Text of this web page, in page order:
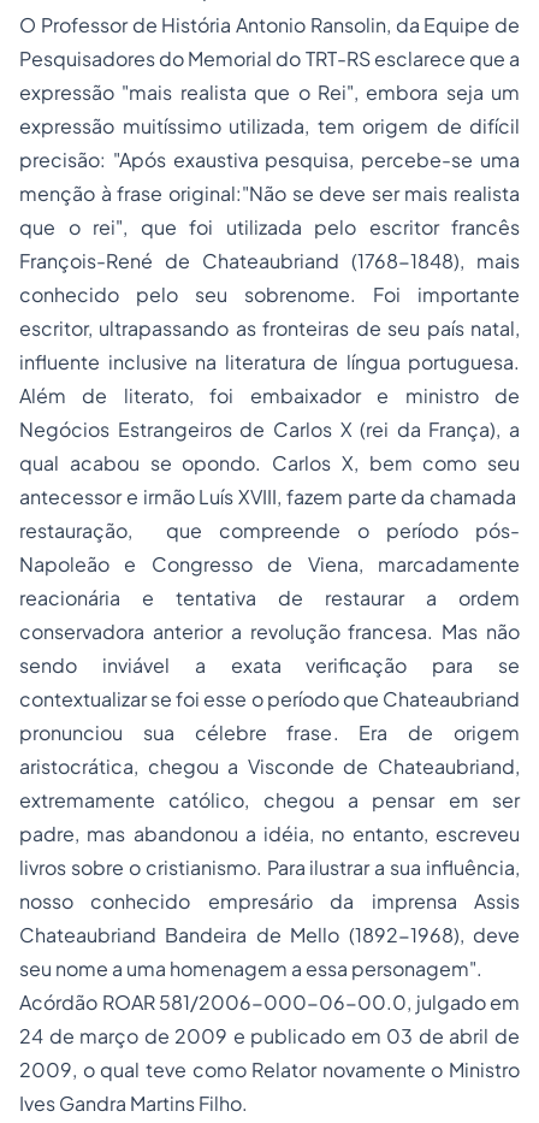
O Professor de História Antonio Ransolin, da Equipe de
Pesquisadores do Memorial do TRT-RS esclarece que a
expressão "mais realista que o Rei", embora seja um
expressão muitíssimo utilizada, tem origem de difícil
precisão: "Após exaustiva pesquisa, percebe-se uma
menção à frase original:"Não se deve ser mais realista
que o rei", que foi utilizada pelo escritor francês
François-René de Chateaubriand (1768-1848), mais
conhecido pelo seu sobrenome. Foi importante
escritor, ultrapassando as fronteiras de seu país natal,
influente inclusive na literatura de língua portuguesa.
Além de literato, foi embaixador e ministro de
Negócios Estrangeiros de Carlos X (rei da França), a
qual acabou se opondo. Carlos X, bem como seu
antecessor e irmão Luís XVIII, fazem parte da chamada
restauração, que compreende o período pós-
Napoleão e Congresso de Viena, marcadamente
reacionária e tentativa de restaurar a ordem
conservadora anterior a revolução francesa. Mas não
sendo inviável a exata verificação para se
contextualizar se foi esse o período que Chateaubriand
pronunciou sua célebre frase. Era de origem
aristocrática, chegou a Visconde de Chateaubriand,
extremamente católico, chegou a pensar em ser
padre, mas abandonou a idéia, no entanto, escreveu
livros sobre o cristianismo. Para ilustrar a sua influência,
nosso conhecido empresário da imprensa Assis
Chateaubriand Bandeira de Mello (1892-1968), deve
seu nome a uma homenagem a essa personagem".
Acórdão ROAR 581/2006-000-06-00.0, julgado em
24 de março de 2009 e publicado em 03 de abril de
2009, o qual teve como Relator novamente o Ministro
Ives Gandra Martins Filho.